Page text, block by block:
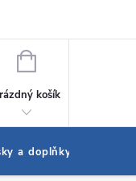
NÁKUPNÍ
košík
a doplňky